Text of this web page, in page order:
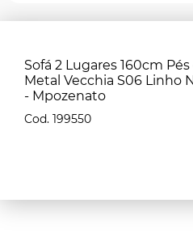
Sofá 2 Lugares 160cm Pés
Metal Vecchia S06 Linho
- Mpozenato
199550